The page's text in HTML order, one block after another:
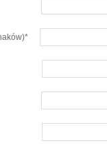
*